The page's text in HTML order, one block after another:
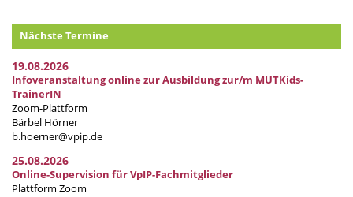
Nächste Termine
19.08.2026
Infoveranstaltung online zur Ausbildung zur/m MUTKids-
TrainerIN
Zoom-Plattform
Bärbel Hörner
b.hoerner@vpip.de
25.08.2026
Online-Supervision für VpIP-Fachmitglieder
Plattform Zoom